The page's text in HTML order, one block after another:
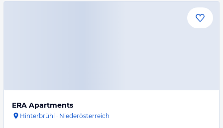
ERA Apartments
Hinterbrühl · Niederösterreich